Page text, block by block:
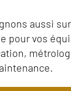
aussi
pour vos